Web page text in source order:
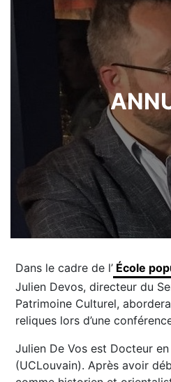
Dans le cadre de l’ École
Julien Devos, directeur du
Patrimoine Culturel,
reliques lors d’une
Julien De Vos est Docteur
(UCLouvain). Après avoir